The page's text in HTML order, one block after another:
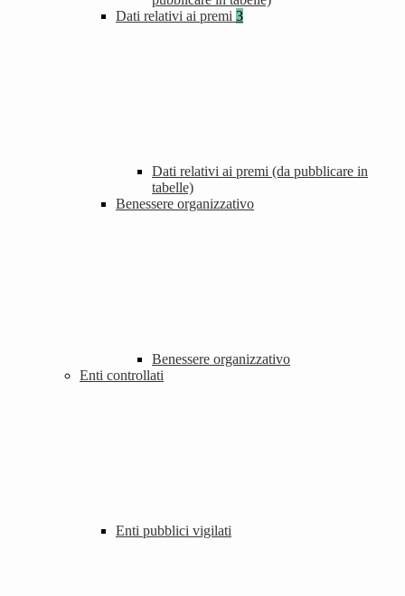
Dati relativi ai premi 3
Dati relativi ai premi (da pubblicare in
tabelle)
Benessere organizzativo
Benessere organizzativo
Enti controllati
Enti pubblici vigilati